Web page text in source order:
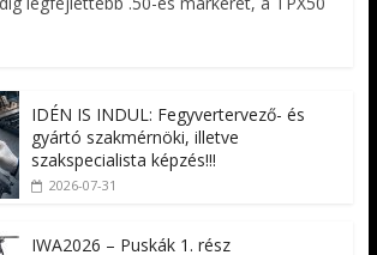
IDÉN IS INDUL: Fegyvertervező- és
gyártó szakmérnöki, illetve
szakspecialista képzés!!!
2026-07-31
IWA2026 – Puskák 1. rész